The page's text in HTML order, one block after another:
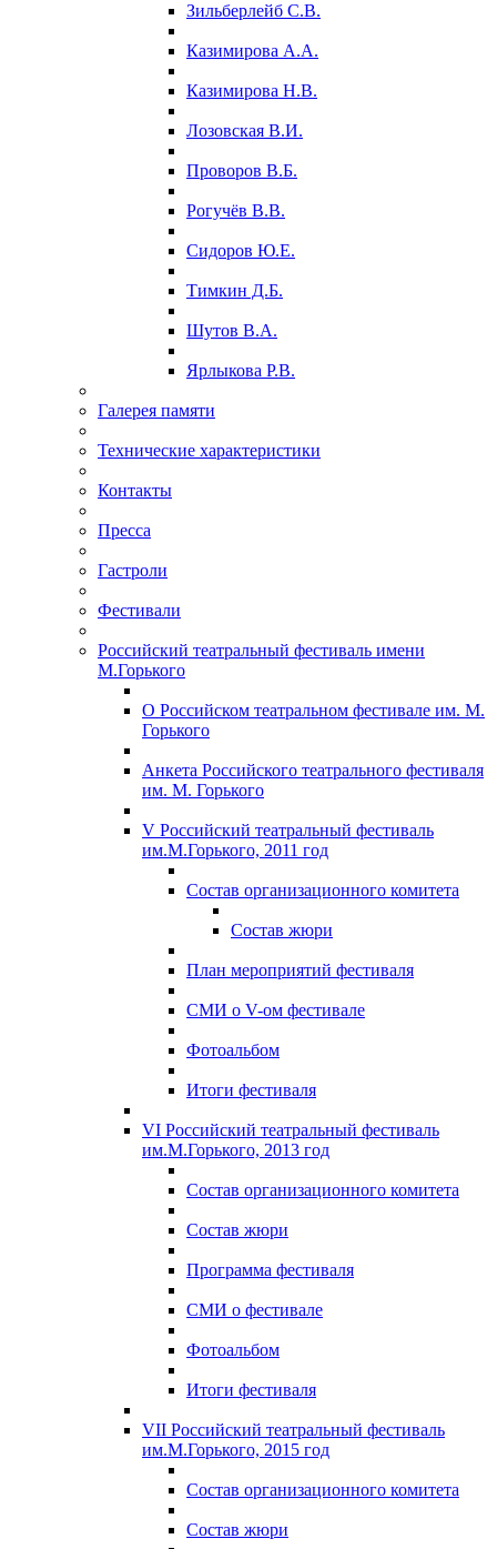
Зильберлейб С.В.
Казимирова А.А.
Казимирова Н.В.
Лозовская В.И.
Проворов В.Б.
Рогучёв В.В.
Сидоров Ю.Е.
Тимкин Д.Б.
Шутов В.А.
Ярлыкова Р.В.
Галерея памяти
Технические характеристики
Контакты
Пресса
Гастроли
Фестивали
Российский театральный фестиваль имени
М.Горького
О Российском театральном фестивале им. М.
Горького
Анкета Российского театрального фестиваля
им. М. Горького
V Российский театральный фестиваль
им.М.Горького, 2011 год
Состав организационного комитета
Состав жюри
План мероприятий фестиваля
СМИ о V-ом фестивале
Фотоальбом
Итоги фестиваля
VI Российский театральный фестиваль
им.М.Горького, 2013 год
Состав организационного комитета
Состав жюри
Программа фестиваля
СМИ о фестивале
Фотоальбом
Итоги фестиваля
VII Российский театральный фестиваль
им.М.Горького, 2015 год
Состав организационного комитета
Состав жюри